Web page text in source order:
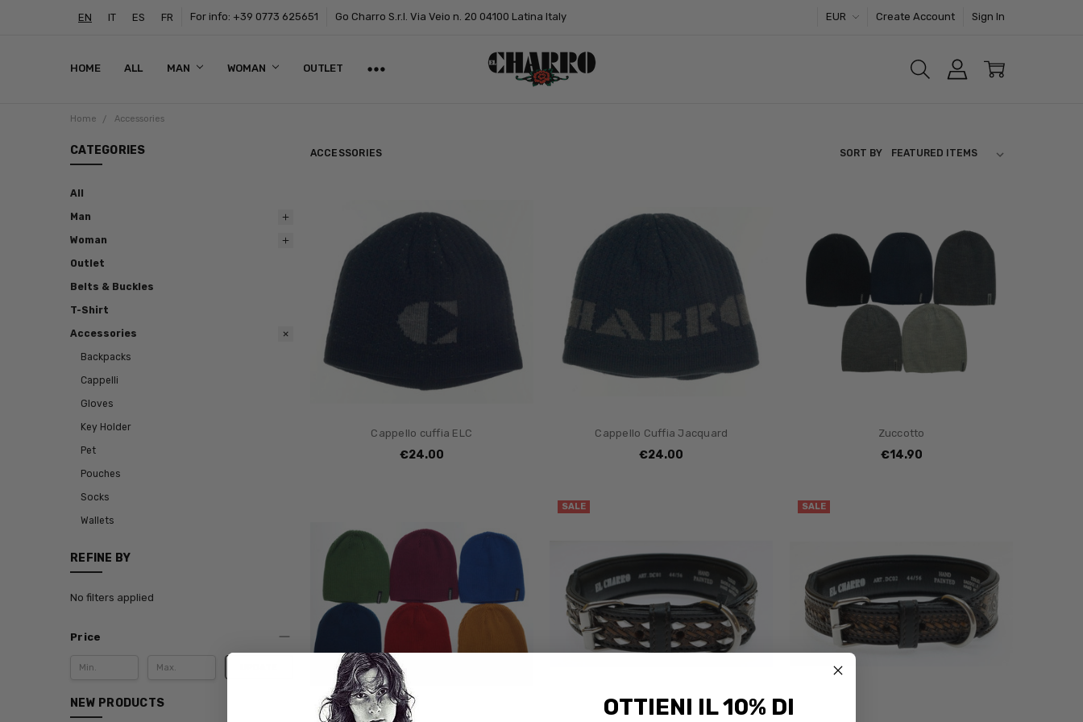
EN IT ES FR For info: +39 0773 625651 Go Charro S.r.l. Via Veio n. 20 04100 Latina Italy EUR Create Account Sign In
HOME ALL MAN WOMAN OUTLET
Home Accessories
CATEGORIES
All
Man
Woman
Outlet
Belts & Buckles
T-Shirt
Accessories
Backpacks
Cappelli
Gloves
Key Holder
Pet
Pouches
Socks
Wallets
REFINE BY
No filters applied
Price
NEW PRODUCTS
ACCESSORIES SORT BY
Cappello cuffia ELC
€24.00
Cappello Cuffia Jacquard
€24.00
Zuccotto
€14.90
SALE SALE
OTTIENI IL 10% DI